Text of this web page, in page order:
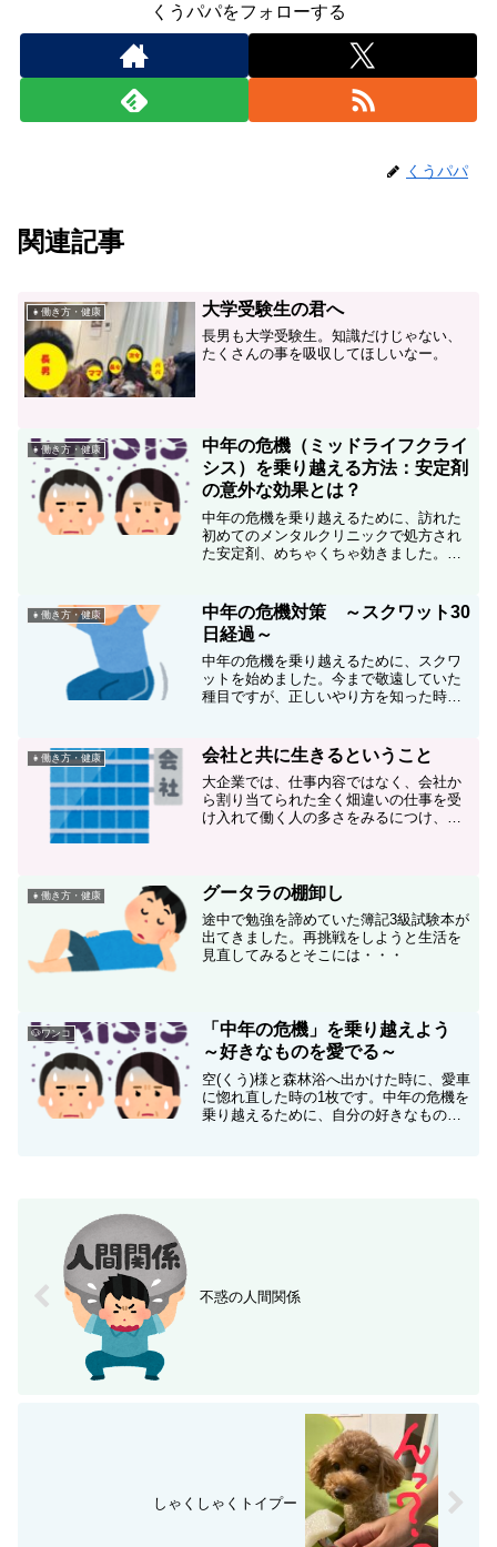
くうパパをフォローする
くうパパ
関連記事
👧働き方・健康 大学受験生の君へ
長男も大学受験生。知識だけじゃない、
たくさんの事を吸収してほしいなー。
👧働き方・健康
中年の危機（ミッドライフクライ
シス）を乗り越える方法：安定剤
の意外な効果とは？
中年の危機を乗り越えるために、訪れた
初めてのメンタルクリニックで処方され
た安定剤、めちゃくちゃ効きました。お
👧働き方・健康
中年の危機対策 ～スクワット30
日経過～
中年の危機を乗り越えるために、スクワ
ットを始めました。今まで敬遠していた
種目ですが、正しいやり方を知った時、
👧働き方・健康 会社と共に生きるということ
大企業では、仕事内容ではなく、会社か
ら割り当てられた全く畑違いの仕事を受
け入れて働く人の多さをみるにつけ、会
たちには決して受け入れられないことで
しょう。
👧働き方・健康 グータラの棚卸し
途中で勉強を諦めていた簿記3級試験本が
出てきました。再挑戦をしようと生活を
見直してみるとそこには・・・
🐶ワンコ
「中年の危機」を乗り越えよう
～好きなものを愛でる～
空(くう)様と森林浴へ出かけた時に、愛車
に惚れ直した時の1枚です。中年の危機を
乗り越えるために、自分の好きなものを
不惑の人間関係
しゃくしゃくトイプー